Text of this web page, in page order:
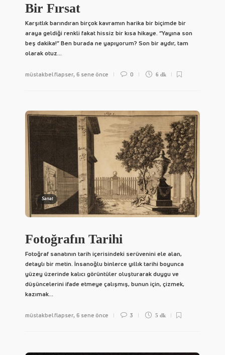
Bir Fırsat
Karşıtlık barındıran birçok kavramın harika bir biçimde bir
araya geldiği renkli fakat hissiz bir kısa hikaye. “Yayına son
beş dakika!” Ben burada ne yapıyorum? Son bir aydır, tam
olarak otuz...
müstakbel flapser, 6 sene önce 0 6 dk
Sanat
Fotoğrafın Tarihi
Fotoğraf sanatının tarih içerisindeki serüvenini ele alan,
detaylı bir metin. İnsanoğlu binlerce yıllık tarihi boyunca
yüzey üzerinde kalıcı görüntüler oluşturarak duygu ve
düşüncelerini ifade etmeye çalışmış, bunun için, çizmek,
kazımak...
müstakbel flapser, 6 sene önce 3 5 dk